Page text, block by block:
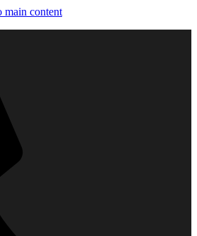
main content